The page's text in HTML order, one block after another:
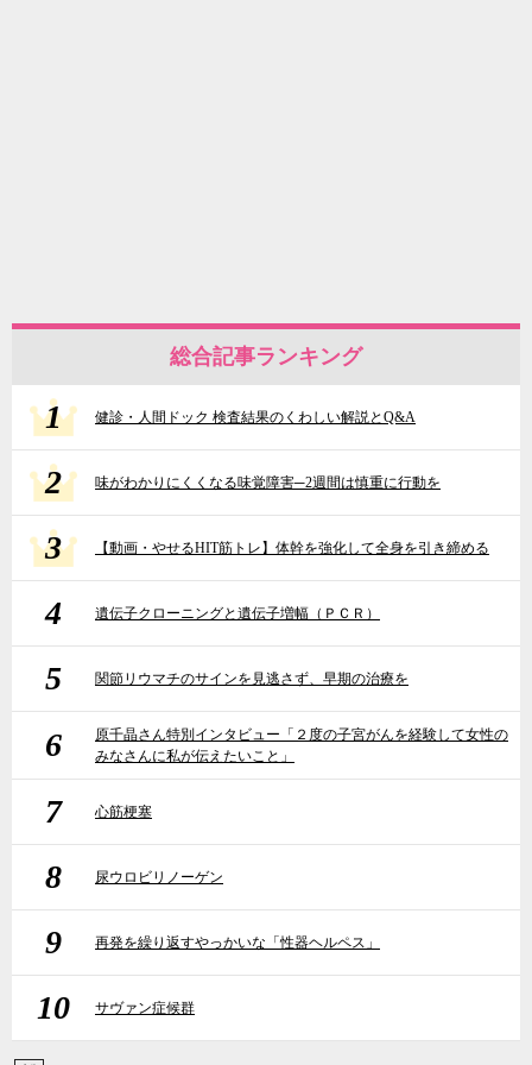
総合記事ランキング
1 健診・人間ドック 検査結果のくわしい解説とQ&A
2 味がわかりにくくなる味覚障害─2週間は慎重に行動を
3 【動画・やせるHIT筋トレ】体幹を強化して全身を引き締める
4 遺伝子クローニングと遺伝子増幅（ＰＣＲ）
5 関節リウマチのサインを見逃さず、早期の治療を
6
原千晶さん特別インタビュー「２度の子宮がんを経験して女性の
みなさんに私が伝えたいこと」
7 心筋梗塞
8 尿ウロビリノーゲン
9 再発を繰り返すやっかいな「性器ヘルペス」
10 サヴァン症候群